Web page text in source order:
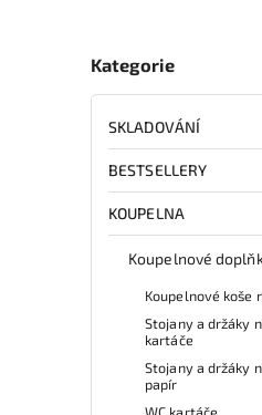
Kategorie
SKLADOVÁNÍ
BESTSELLERY
KOUPELNA
Koupelnové
Koupelnové koše
Stojany a držáky
kartáče
Stojany a držáky
papír
WC kartáče